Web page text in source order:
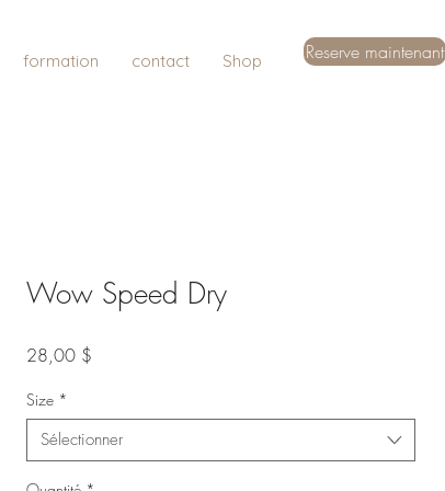
formation contact Shop Reserve maintenant
Wow Speed Dry
28,00 $
Size *
Sélectionner